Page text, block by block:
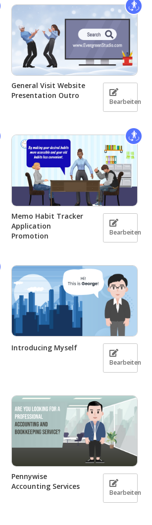
General Visit Website
Presentation Outro
Bearbeiten
Memo Habit Tracker
Application
Promotion
Bearbeiten
Introducing Myself
Bearbeiten
Pennywise
Accounting Services
Bearbeiten